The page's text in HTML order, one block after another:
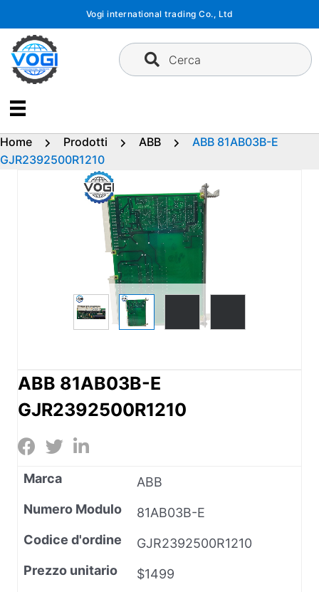
contenuto
Vogi international trading Co., Ltd
Cerca
Home Prodotti ABB
ABB 81AB03B-E
GJR2392500R1210
ABB 81AB03B-E
GJR2392500R1210
Marca
ABB
Numero Modulo
81AB03B-E
Codice d'ordine
GJR2392500R1210
Prezzo unitario
$1499